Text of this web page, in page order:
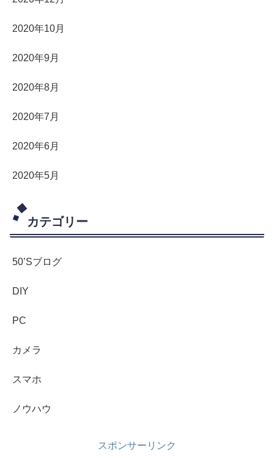
2020年10月
2020年9月
2020年8月
2020年7月
2020年6月
2020年5月
カテゴリー
50’Sブログ
DIY
PC
カメラ
スマホ
ノウハウ
スポンサーリンク